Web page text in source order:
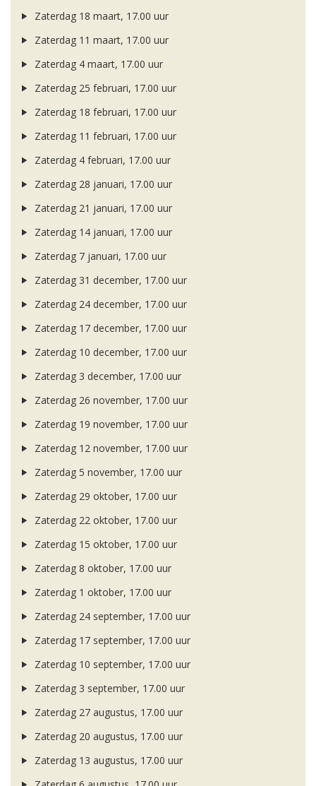
Zaterdag 18 maart, 17.00 uur
Zaterdag 11 maart, 17.00 uur
Zaterdag 4 maart, 17.00 uur
Zaterdag 25 februari, 17.00 uur
Zaterdag 18 februari, 17.00 uur
Zaterdag 11 februari, 17.00 uur
Zaterdag 4 februari, 17.00 uur
Zaterdag 28 januari, 17.00 uur
Zaterdag 21 januari, 17.00 uur
Zaterdag 14 januari, 17.00 uur
Zaterdag 7 januari, 17.00 uur
Zaterdag 31 december, 17.00 uur
Zaterdag 24 december, 17.00 uur
Zaterdag 17 december, 17.00 uur
Zaterdag 10 december, 17.00 uur
Zaterdag 3 december, 17.00 uur
Zaterdag 26 november, 17.00 uur
Zaterdag 19 november, 17.00 uur
Zaterdag 12 november, 17.00 uur
Zaterdag 5 november, 17.00 uur
Zaterdag 29 oktober, 17.00 uur
Zaterdag 22 oktober, 17.00 uur
Zaterdag 15 oktober, 17.00 uur
Zaterdag 8 oktober, 17.00 uur
Zaterdag 1 oktober, 17.00 uur
Zaterdag 24 september, 17.00 uur
Zaterdag 17 september, 17.00 uur
Zaterdag 10 september, 17.00 uur
Zaterdag 3 september, 17.00 uur
Zaterdag 27 augustus, 17.00 uur
Zaterdag 20 augustus, 17.00 uur
Zaterdag 13 augustus, 17.00 uur